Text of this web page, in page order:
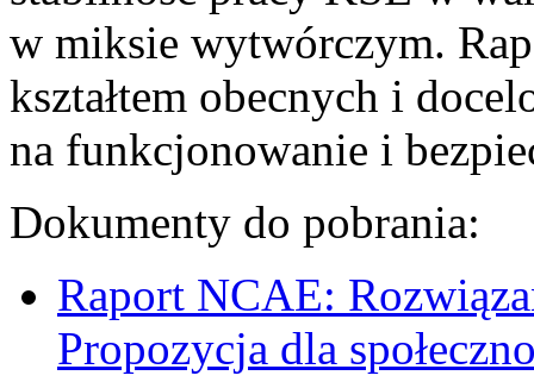
w miksie wytwórczym.
kształtem obecnych i
na funkcjonowanie i
Dokumenty do pobrania:
Raport NCAE:
Propozycja dla